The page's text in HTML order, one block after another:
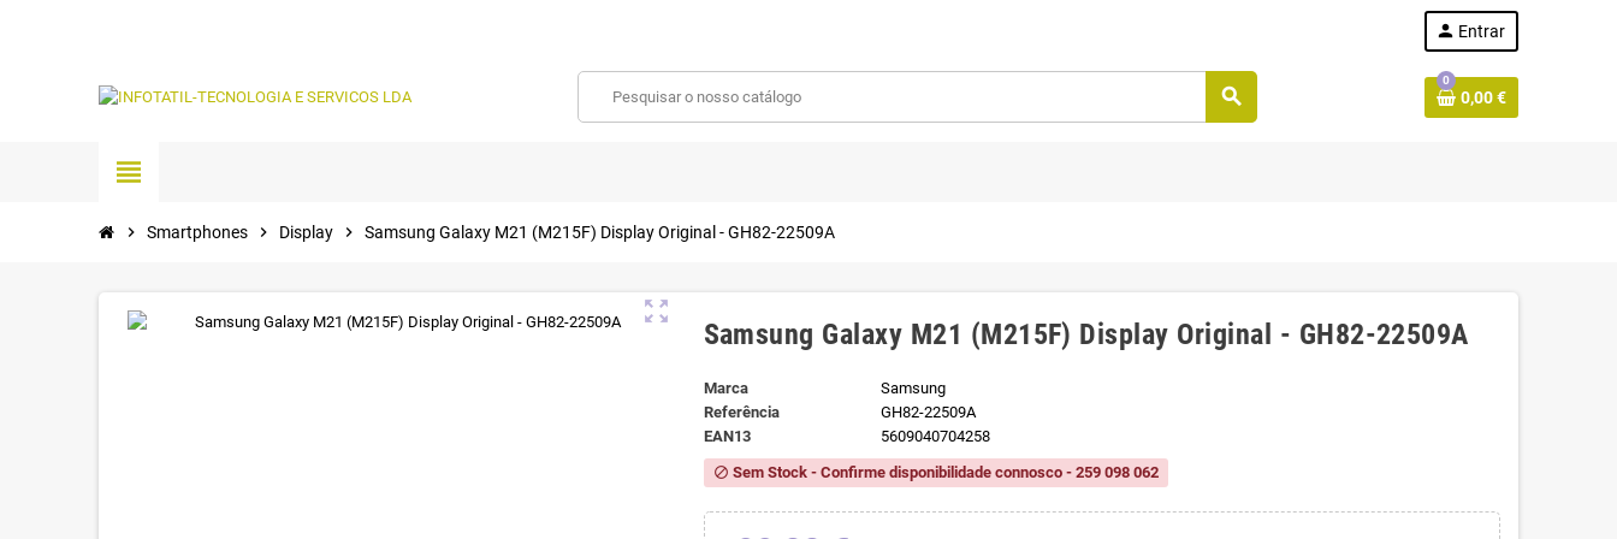
person Entrar
search
0
0,00 €
view_headline
chevron_right Smartphones chevron_right Display chevron_right Samsung Galaxy M21 (M215F) Display Original - GH82-22509A
zoom_out_map
Samsung Galaxy M21 (M215F) Display Original - GH82-22509A
Marca
Samsung
Referência
GH82-22509A
EAN13
5609040704258
block Sem Stock - Confirme disponibilidade connosco - 259 098 062